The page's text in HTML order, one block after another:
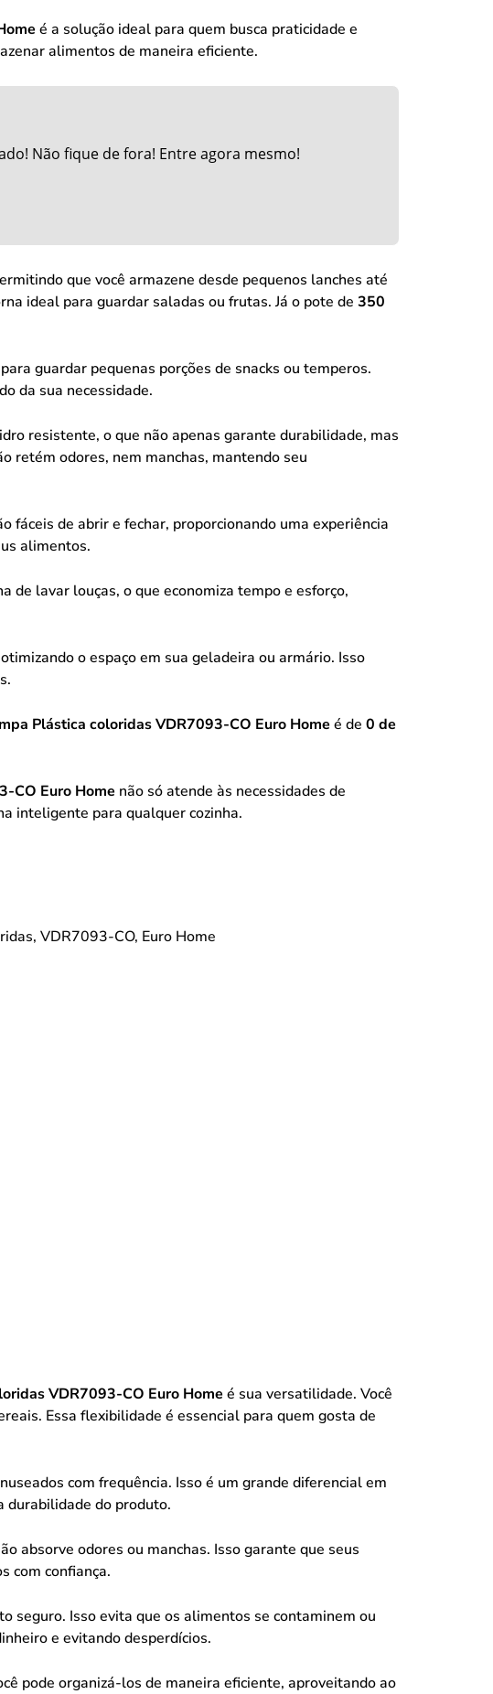
é a solução ideal para quem busca praticidade e
alimentos de maneira eficiente.
Não fique de fora! Entre agora mesmo!
que você armazene desde pequenos lanches até
ideal para guardar saladas ou frutas. Já o pote de 350
guardar pequenas porções de snacks ou temperos.
da sua necessidade.
resistente, o que não apenas garante durabilidade, mas
retém odores, nem manchas, mantendo seu
fáceis de abrir e fechar, proporcionando uma experiência
alimentos.
de lavar louças, o que economiza tempo e esforço,
o espaço em sua geladeira ou armário. Isso
Plástica coloridas VDR7093-CO Euro Home é de 0 de
CO Euro Home não só atende às necessidades de
inteligente para qualquer cozinha.
VDR7093-CO Euro Home é sua versatilidade. Você
Essa flexibilidade é essencial para quem gosta de
com frequência. Isso é um grande diferencial em
durabilidade do produto.
absorve odores ou manchas. Isso garante que seus
com confiança.
seguro. Isso evita que os alimentos se contaminem ou
e evitando desperdícios.
pode organizá-los de maneira eficiente, aproveitando ao